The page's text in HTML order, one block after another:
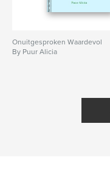
Onuitgesproken Waardevol
By Puur Alicia